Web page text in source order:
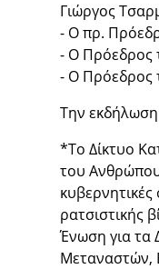
Γιώργος
- Ο πρ.
- Ο Πρόεδρος
- Ο Πρόεδρος
Την εκδήλωση
*Το Δίκτυο
του
ρατσιστικής
Ένωση για τα
Μεταναστών,